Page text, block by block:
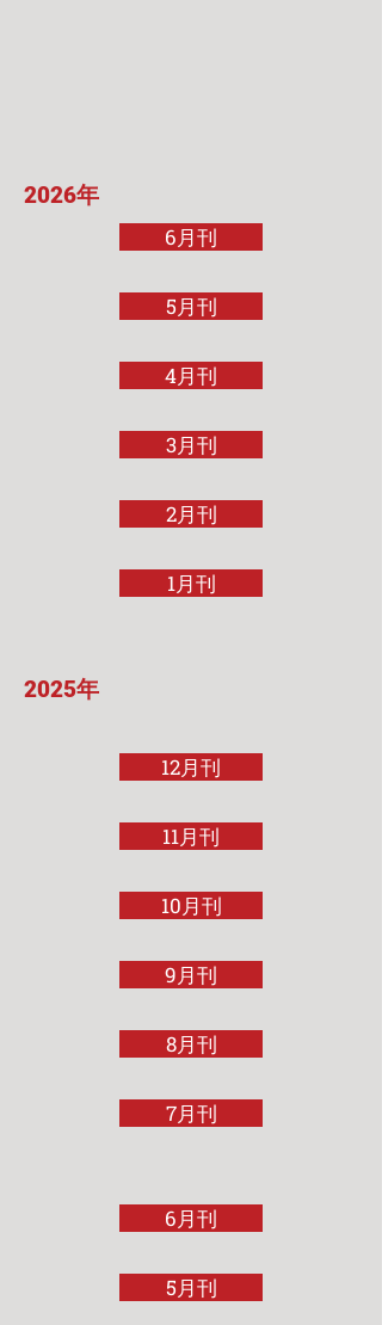
2026年
6月刊
5月刊
4月刊
3月刊
2月刊
1月刊
2025年
12月刊
11月刊
10月刊
9月刊
8月刊
7月刊
6月刊
5月刊